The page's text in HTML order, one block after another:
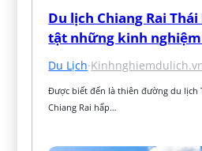
Du lịch Chiang Rai
tật những kinh
Du Lịch·
Được biết đến là thiên đường du lịch
Chiang Rai hấp…